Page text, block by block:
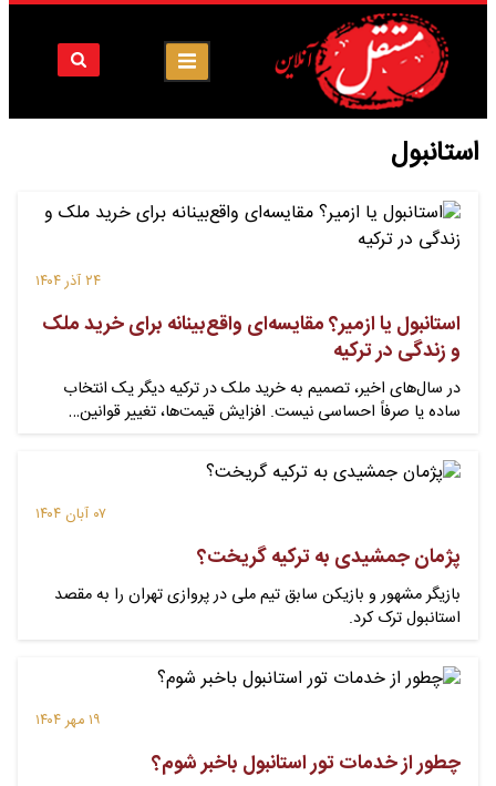
استانبول
۲۴ آذر ۱۴۰۴
استانبول یا ازمیر؟ مقایسه‌ای واقع‌بینانه برای خرید ملک
و زندگی در ترکیه
در سال‌های اخیر، تصمیم به خرید ملک در ترکیه دیگر یک انتخاب
ساده یا صرفاً احساسی نیست. افزایش قیمت‌ها، تغییر قوانین…
۰۷ آبان ۱۴۰۴
پژمان جمشیدی به ترکیه گریخت؟
بازیگر مشهور و بازیکن سابق تیم ملی در پروازی تهران را به مقصد
استانبول ترک کرد.
۱۹ مهر ۱۴۰۴
چطور از خدمات تور استانبول باخبر شوم؟